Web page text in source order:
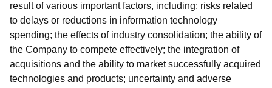
result of various important factors, including: risks related
to delays or reductions in information technology
spending; the effects of industry consolidation; the ability of
the Company to compete effectively; the integration of
acquisitions and the ability to market successfully acquired
technologies and products; uncertainty and adverse